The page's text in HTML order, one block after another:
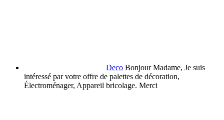
Deco Bonjour Madame, Je suis
intéressé par votre offre de palettes de décoration,
Électroménager, Appareil bricolage. Merci